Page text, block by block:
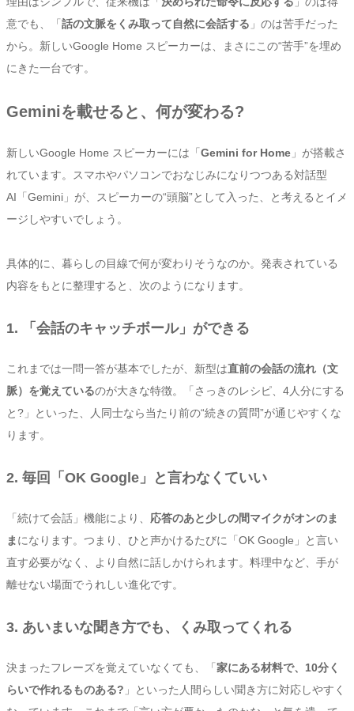
意でも、「 話の文脈をくみ取って自然に会話する 」のは苦手だった
から。新しいGoogle Home スピーカーは、まさにこの“苦手”を埋め
にきた一台です。
Geminiを載せると、何が変わる?
新しいGoogle Home スピーカーには「 Gemini for Home 」が搭載さ
れています。スマホやパソコンでおなじみになりつつある対話型
AI「Gemini」が、スピーカーの“頭脳”として入った、と考えるとイメ
ージしやすいでしょう。
具体的に、暮らしの目線で何が変わりそうなのか。発表されている
内容をもとに整理すると、次のようになります。
1. 「会話のキャッチボール」ができる
これまでは一問一答が基本でしたが、新型は直前の会話の流れ（文
脈）を覚えているのが大きな特徴。「さっきのレシピ、4人分にする
と?」といった、人同士なら当たり前の“続きの質問”が通じやすくな
ります。
2. 毎回「OK Google」と言わなくていい
「続けて会話」機能により、 応答のあと少しの間マイクがオンのま
まになります。つまり、ひと声かけるたびに「OK Google」と言い
直す必要がなく、より自然に話しかけられます。料理中など、手が
離せない場面でうれしい進化です。
3. あいまいな聞き方でも、くみ取ってくれる
決まったフレーズを覚えていなくても、「 家にある材料で、10分く
らいで作れるものある? 」といった人間らしい聞き方に対応しやすく